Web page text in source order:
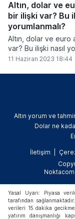
Altın, dolar ve
bir ilişki var? Bu
yorumlanmalı?
Altın, dolar ve euro
var? Bu ilişki nasıl
11 Haziran 2023 18:44
Altın yorum ve
Dolar ne
İletişim
Yasal Uyarı: Piyasa
tarafından
verileri 15 dakika
yatırım danışmanlığı